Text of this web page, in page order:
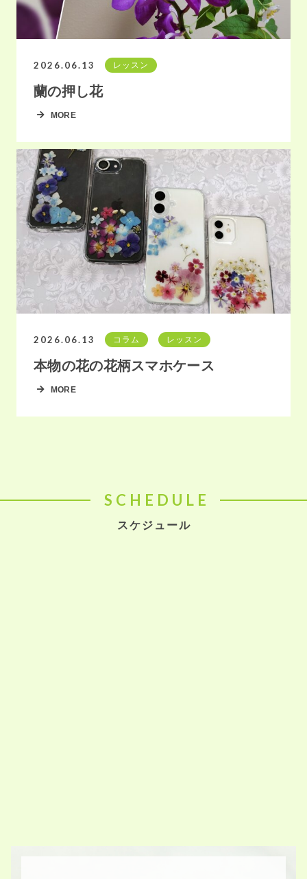
2026.06.13 レッスン
蘭の押し花
MORE
2026.06.13 コラム レッスン
本物の花の花柄スマホケース
MORE
SCHEDULE
スケジュール